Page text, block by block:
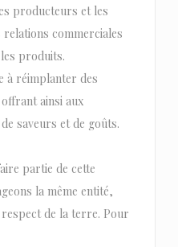
producteurs et les
commerciales
produits.
à réimplanter des
ainsi aux
saveurs et de goûts.
partie de cette
la même entité,
de la terre. Pour